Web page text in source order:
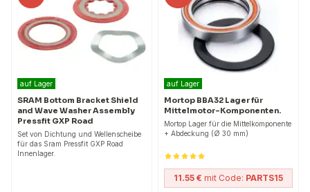
auf Lager
SRAM Bottom Bracket Shield
and Wave Washer Assembly
Pressfit GXP Road
Set von Dichtung und Wellenscheibe
für das Sram Pressfit GXP Road
Innenlager.
auf Lager
Mortop BBA32 Lager für
Mittelmotor-Komponenten.
Mortop Lager für die Mittelkomponente
+ Abdeckung (Ø 30 mm)
11.55 € mit Code: PARTS15